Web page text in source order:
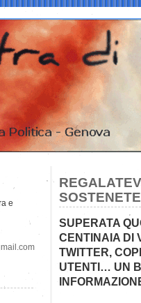
SUPERATA
CENTINAIA DI
TWITTER,
UTENTI… UN
e